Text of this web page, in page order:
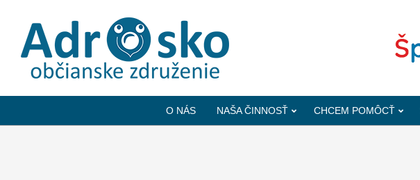
OBČIANSKE
O NÁS NAŠA ČINNOSŤ CHCEM POMÔCŤ